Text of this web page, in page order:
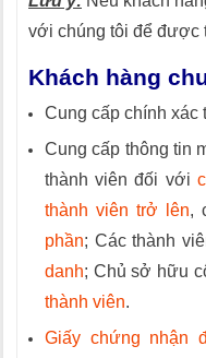
với chúng tôi để được
Khách hàng
Cung cấp chính xác
Cung cấp thông tin
thành viên đối với
thành viên trở lên,
phần; Các thành
danh; Chủ sở hữu
thành viên.
Giấy chứng nhận